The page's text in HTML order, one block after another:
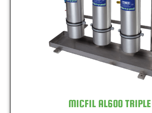
MICFIL AL600 TRIPLE
MICFIL AL600 TRIPLE